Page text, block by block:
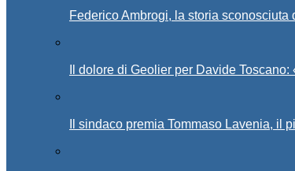
Federico Ambrogi, la storia
Il dolore di Geolier per Davide
Il sindaco premia Tommaso Lavenia, il